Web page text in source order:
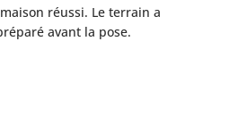
réussi. Le terrain a
avant la pose.